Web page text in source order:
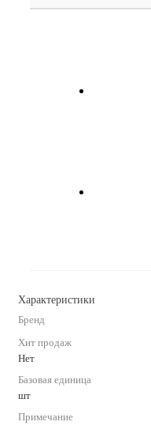
Характеристики
Бренд
Хит продаж
Нет
Базовая единица
шт
Примечание